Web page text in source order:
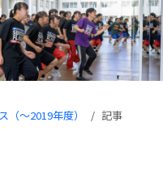
（〜2019年度） 記事